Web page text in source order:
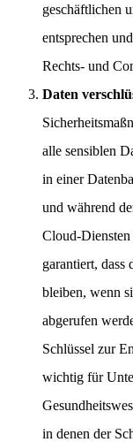
geschäftlichen
entsprechen
Rechts- und
Daten
alle sensiblen
in einer
und während
Cloud-Diensten
garantiert, dass
bleiben, wenn
abgerufen
Schlüssel zur
wichtig für
in denen der